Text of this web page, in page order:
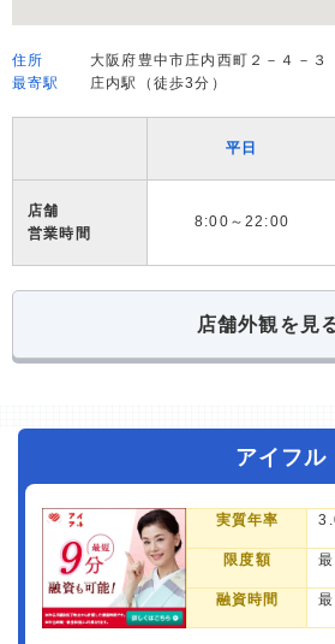
住所
大阪府豊中市庄内西町２－４－
最寄駅
庄内駅（徒歩3分）
平日
店舗
営業時間
8:00～22:00
店舗外観を見
アイフル
実質年率
限度額
融資時間